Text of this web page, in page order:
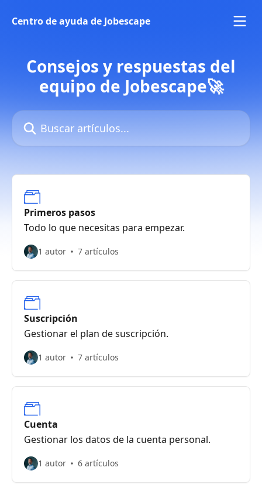
Centro de ayuda de Jobescape
Consejos y respuestas del
equipo de Jobescape🚀
Buscar artículos...
Primeros pasos
Todo lo que necesitas para empezar.
1 autor 7 artículos
Suscripción
Gestionar el plan de suscripción.
1 autor 7 artículos
Cuenta
Gestionar los datos de la cuenta personal.
1 autor 6 artículos